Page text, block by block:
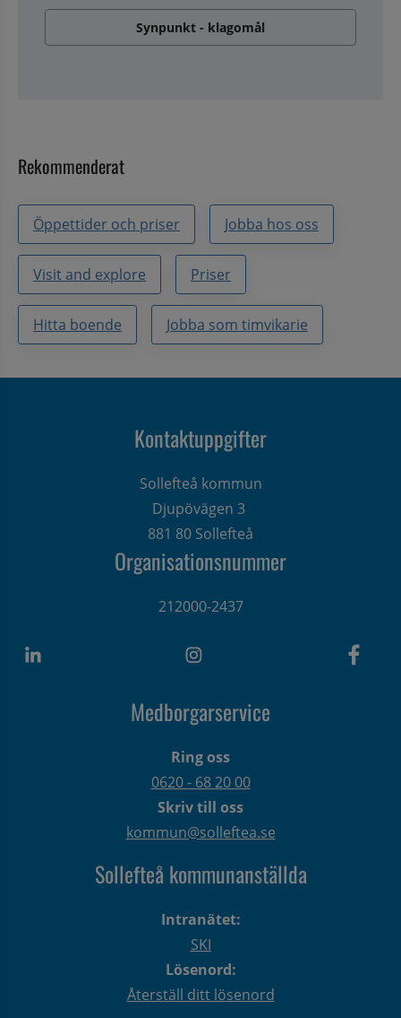
Synpunkt - klagomål
Rekommenderat
Öppettider och priser Jobba hos oss
Visit and explore Priser
Hitta boende Jobba som timvikarie
Kontaktuppgifter
Sollefteå kommun
Djupövägen 3
881 80 Sollefteå
Organisationsnummer
212000-2437
Medborgarservice
Ring oss
0620 - 68 20 00
Skriv till oss
kommun@solleftea.se
Sollefteå kommunanställda
Intranätet:
SKI
Lösenord:
Återställ ditt lösenord